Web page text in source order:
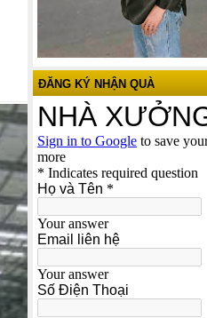
ĐĂNG KÝ NHẬN QUÀ